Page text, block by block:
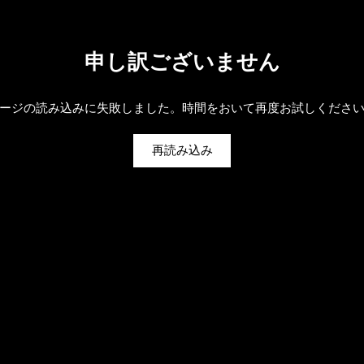
申し訳ございません
ジの読み込みに失敗しました。時間をおいて再度お試しくださ
再読み込み